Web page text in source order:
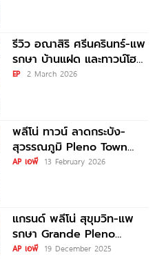
รีวิว อณาสิริ ศรีนครินทร์-แพ
รกษา บ้านแฝด และทาวน์โฮม
สไตล์เมอร์ดิเตอร์เรเนียน​ ใกล้
EP 2 March 2026
พลีโน่ ทาวน์ ลาดกระบัง-
สุวรรณภูมิ Pleno Town
Ladkrabang-
สุวรรณภูมิ
AP เอพี 13 February 2026
แกรนด์ พลีโน่ สุขุมวิท-แพ
รกษา Grande Pleno
Sukhumvit-Preakasa
AP เอพี 19 December 2025